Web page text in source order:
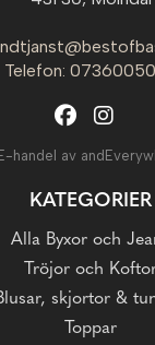
Telefon:
E-handel av
KATEGORIER
Alla Byxor och
Tröjor och
skjortor &
Toppar